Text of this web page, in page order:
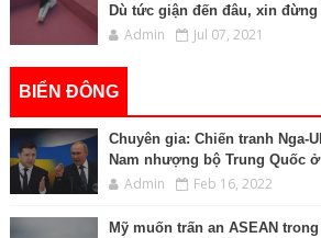
Dù tức giận đến đâu, xin đừng
Admin Jul 07, 2021
BIỂN ĐÔNG
Chuyên gia: Chiến tranh Nga-
Nam nhượng bộ Trung Quốc
Admin Feb 16, 2022
Mỹ muốn trấn an ASEAN